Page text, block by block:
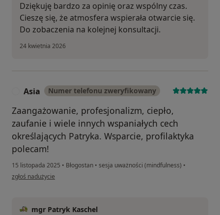
Dziękuję bardzo za opinię oraz wspólny czas.
Cieszę się, że atmosfera wspierała otwarcie się.
Do zobaczenia na kolejnej konsultacji.
24 kwietnia 2026
Asia Numer telefonu zweryfikowany
Zaangażowanie, profesjonalizm, ciepło,
zaufanie i wiele innych wspaniałych cech
określających Patryka. Wsparcie, profilaktyka
polecam!
15 listopada 2025 • Błogostan • sesja uważności (mindfulness) •
w opinii użytkownika Asia
zgłoś nadużycie
mgr Patryk Kaschel